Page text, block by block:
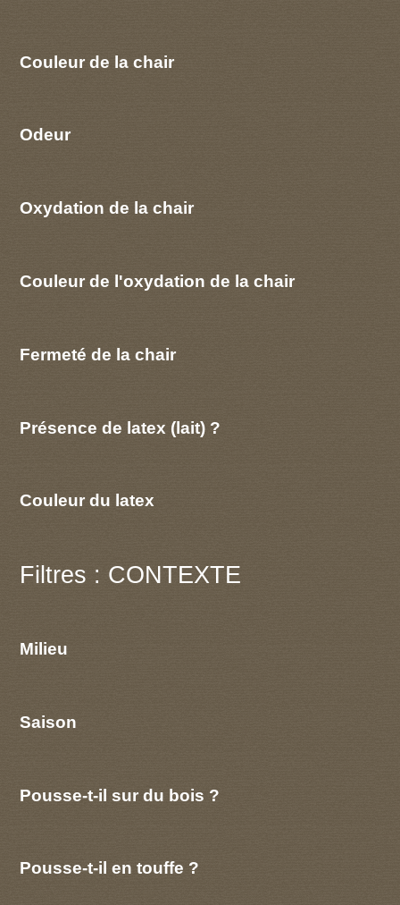
Couleur de la chair
Odeur
Oxydation de la chair
Couleur de l'oxydation de la chair
Fermeté de la chair
Présence de latex (lait) ?
Couleur du latex
Filtres : CONTEXTE
Milieu
Saison
Pousse-t-il sur du bois ?
Pousse-t-il en touffe ?